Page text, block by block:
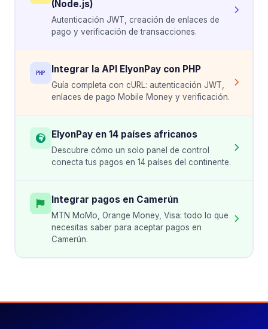
(Node.js)
Autenticación JWT, creación de enlaces de
pago y verificación de transacciones.
PHP Integrar la API ElyonPay con PHP
Guía completa con cURL: autenticación JWT,
enlaces de pago Mobile Money y verificación.
ElyonPay en 14 países africanos
Descubre cómo un solo panel de control
conecta tus pagos en 14 países del continente.
Integrar pagos en Camerún
MTN MoMo, Orange Money, Visa: todo lo que
necesitas saber para aceptar pagos en
Camerún.